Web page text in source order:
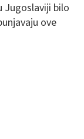
Jugoslaviji bilo
ove